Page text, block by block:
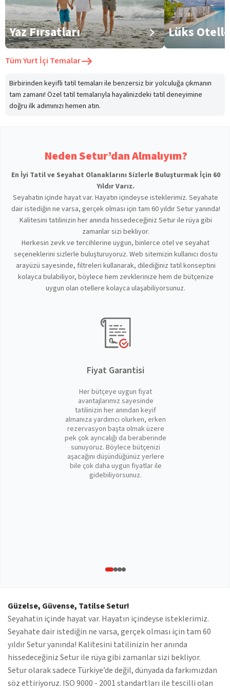
Yaz Fırsatları Lüks
TümYurt İçi Temalar
Birbirinden keyifli tatil temaları ile benzersiz bir yolculuğa çıkmanın
tam zamanı! Özel tatil temalarıyla hayalinizdeki tatil deneyimine
doğru ilk adımınızı hemen atın.
Neden Setur’dan Almalıyım?
En İyi Tatil ve Seyahat Olanaklarını Sizlerle Buluşturmak İçin 60
Yıldır Varız.
Seyahatin içinde hayat var. Hayatın içindeyse isteklerimiz. Seyahate
dair istediğin ne varsa, gerçek olması için tam 60 yıldır Setur yanında!
Kalitesini tatilinizin her anında hissedeceğiniz Setur ile rüya gibi
zamanlar sizi bekliyor.
Herkesin zevk ve tercihlerine uygun, binlerce otel ve seyahat
seçeneklerini sizlerle buluşturuyoruz. Web sitemizin kullanıcı dostu
arayüzü sayesinde, filtreleri kullanarak, dilediğiniz tatil konseptini
kolayca bulabiliyor, böylece hem zevklerinize hem de bütçenize
uygun olan otellere kolayca ulaşabiliyorsunuz.
Fiyat Garantisi
Her bütçeye uygun fiyat
avantajlarımız sayesinde
tatilinizin her anından keyif
almanıza yardımcı olurken, erken
rezervasyon başta olmak üzere
pek çok ayrıcalığı da beraberinde
sunuyoruz. Böylece bütçenizi
aşacağını düşündüğünüz yerlere
bile çok daha uygun fiyatlar ile
gidebiliyorsunuz.
Güzelse, Güvense, Tatilse Setur!
Seyahatin içinde hayat var. Hayatın içindeyse isteklerimiz.
Seyahate dair istediğin ne varsa, gerçek olması için tam 60
yıldır Setur yanında! Kalitesini tatilinizin her anında
hissedeceğiniz Setur ile rüya gibi zamanlar sizi bekliyor.
Setur olarak sadece Türkiye’de değil, dünyada da farkımızdan
söz ettiriyoruz. ISO 9000 - 2001 standartları ile tescilli olan